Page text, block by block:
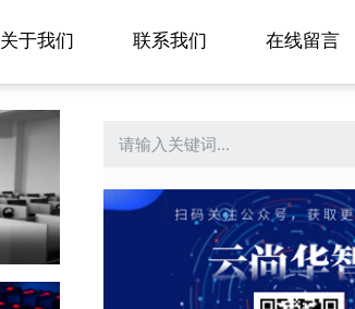
关于我们 联系我们 在线留言